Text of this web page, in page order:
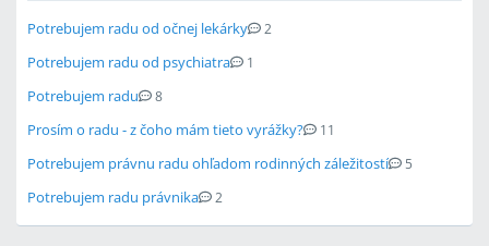
Potrebujem radu od očnej lekárky 2
Potrebujem radu od psychiatra 1
Potrebujem radu 8
Prosím o radu - z čoho mám tieto vyrážky? 11
Potrebujem právnu radu ohľadom rodinných záležitostí 5
Potrebujem radu právnika 2